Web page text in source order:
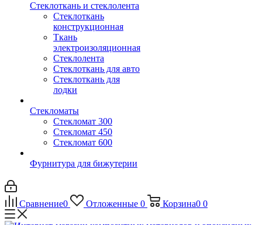
Стеклоткань и стеклолента
Стеклоткань
конструкционная
Ткань
электроизоляционная
Стеклолента
Стеклоткань для авто
Стеклоткань для
лодки
Стекломаты
Стекломат 300
Стекломат 450
Стекломат 600
Фурнитура для бижутерии
Сравнение0 Отложенные 0 Корзина0 0